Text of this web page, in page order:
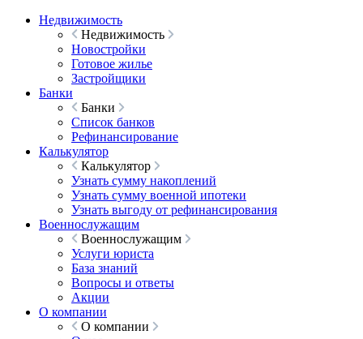
Недвижимость
Недвижимость
Новостройки
Готовое жилье
Застройщики
Банки
Банки
Список банков
Рефинансирование
Калькулятор
Калькулятор
Узнать сумму накоплений
Узнать сумму военной ипотеки
Узнать выгоду от рефинансирования
Военнослужащим
Военнослужащим
Услуги юриста
База знаний
Вопросы и ответы
Акции
О компании
О компании